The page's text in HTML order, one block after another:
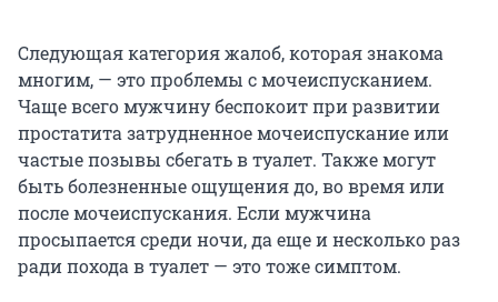
Следующая категория жалоб, которая знакома
многим, — это проблемы с мочеиспусканием.
Чаще всего мужчину беспокоит при развитии
простатита затрудненное мочеиспускание или
частые позывы сбегать в туалет. Также могут
быть болезненные ощущения до, во время или
после мочеиспускания. Если мужчина
просыпается среди ночи, да еще и несколько раз
ради похода в туалет — это тоже симптом.